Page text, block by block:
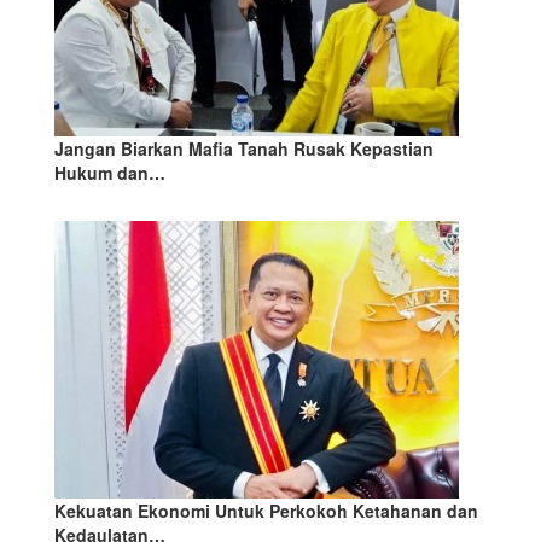
Jangan Biarkan Mafia Tanah Rusak Kepastian
Hukum dan…
Kekuatan Ekonomi Untuk Perkokoh Ketahanan dan
Kedaulatan…